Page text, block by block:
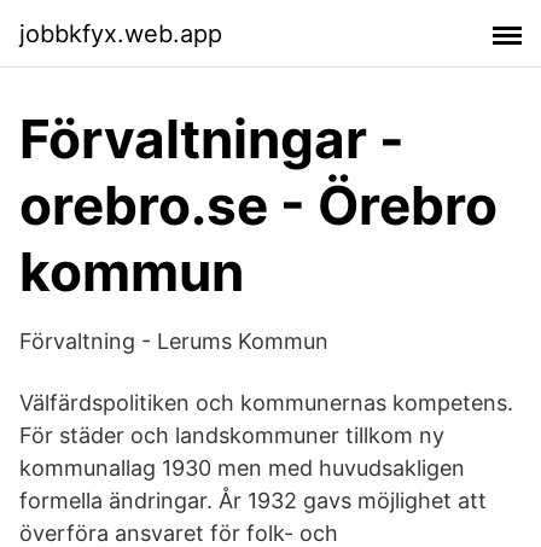
jobbkfyx.web.app
Förvaltningar -
orebro.se - Örebro
kommun
Förvaltning - Lerums Kommun
Välfärdspolitiken och kommunernas kompetens.
För städer och landskommuner tillkom ny
kommunallag 1930 men med huvudsakligen
formella ändringar. År 1932 gavs möjlighet att
överföra ansvaret för folk- och